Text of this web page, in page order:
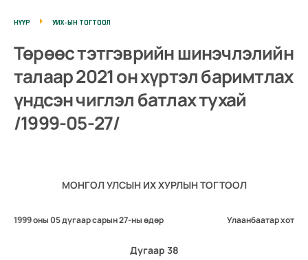
НҮҮР УИХ-ЫН ТОГТООЛ
Төрөөс тэтгэврийн шинэчлэлийн
талаар 2021 он хүртэл баримтлах
үндсэн чиглэл батлах тухай
/1999-05-27/
МОНГОЛ УЛСЫН ИХ ХУРЛЫН ТОГТООЛ
1999 оны 05 дугаар сарын 27-ны өдөр Улаанбаатар хот
Дугаар 38